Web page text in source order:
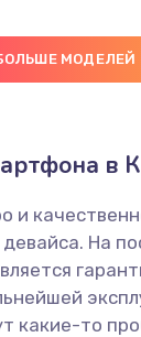
890 руб.
Заказать
основной
490 руб.
МОДЕЛЕЙ
в
и
На
какие-то